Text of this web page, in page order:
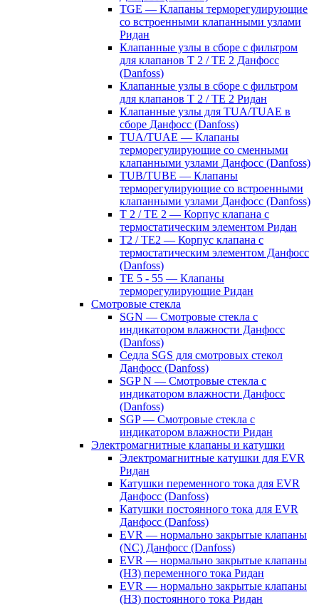
TGE — Клапаны терморегулирующие
со встроенными клапанными узлами
Ридан
Клапанные узлы в сборе с фильтром
для клапанов T 2 / TE 2 Данфосс
(Danfoss)
Клапанные узлы в сборе с фильтром
для клапанов T 2 / TE 2 Ридан
Клапанные узлы для TUA/TUAE в
сборе Данфосс (Danfoss)
TUA/TUAE — Клапаны
терморегулирующие со сменными
клапанными узлами Данфосс (Danfoss)
TUB/TUBE — Клапаны
терморегулирующие со встроенными
клапанными узлами Данфосс (Danfoss)
T 2 / TE 2 — Корпус клапана с
термостатическим элементом Ридан
T2 / TE2 — Корпус клапана с
термостатическим элементом Данфосс
(Danfoss)
TE 5 - 55 — Клапаны
терморегулирующие Ридан
Смотровые стекла
SGN — Смотровые стекла с
индикатором влажности Данфосс
(Danfoss)
Седла SGS для смотровых стекол
Данфосс (Danfoss)
SGP N — Смотровые стекла с
индикатором влажности Данфосс
(Danfoss)
SGP — Смотровые стекла с
индикатором влажности Ридан
Электромагнитные клапаны и катушки
Электромагнитные катушки для EVR
Ридан
Катушки переменного тока для EVR
Данфосс (Danfoss)
Катушки постоянного тока для EVR
Данфосс (Danfoss)
EVR — нормально закрытые клапаны
(NC) Данфосс (Danfoss)
EVR — нормально закрытые клапаны
(НЗ) переменного тока Ридан
EVR — нормально закрытые клапаны
(НЗ) постоянного тока Ридан